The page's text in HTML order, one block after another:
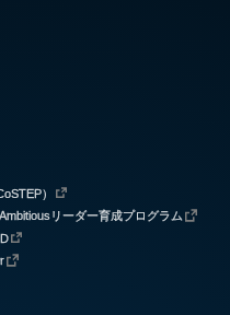
）
リーダー育成プログラム